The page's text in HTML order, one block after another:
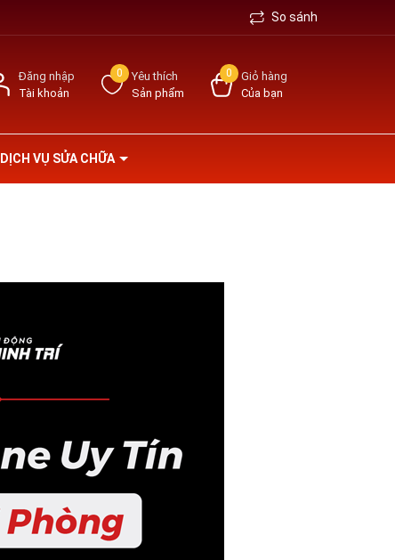
So sánh
Đăng nhập
Tài khoản
0
Yêu thích
Sản phẩm
0
Giỏ hàng
Của bạn
DỊCH VỤ SỬA CHỮA